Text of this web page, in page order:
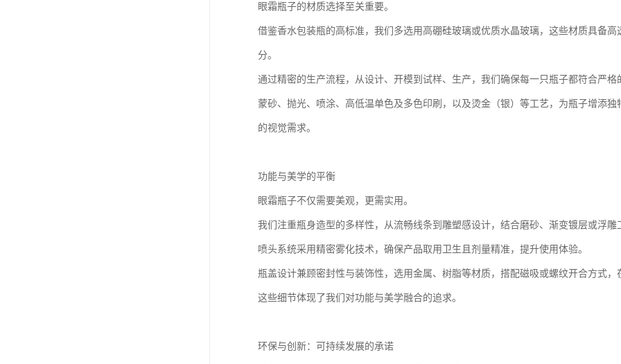
眼霜瓶子的材质选择至关重要。
借鉴香水包装瓶的高标准，我们多选用高硼硅玻璃或优质水晶玻璃，这些材质具备
分。
通过精密的生产流程，从设计、开模到试样、生产，我们确保每一只瓶子都符合严格
蒙砂、抛光、喷涂、高低温单色及多色印刷，以及烫金（银）等工艺，为瓶子增添
的视觉需求。
功能与美学的平衡
眼霜瓶子不仅需要美观，更需实用。
我们注重瓶身造型的多样性，从流畅线条到雕塑感设计，结合磨砂、渐变镀层或浮雕
喷头系统采用精密雾化技术，确保产品取用卫生且剂量精准，提升使用体验。
瓶盖设计兼顾密封性与装饰性，选用金属、树脂等材质，搭配磁吸或螺纹开合方式
这些细节体现了我们对功能与美学融合的追求。
环保与创新：可持续发展的承诺